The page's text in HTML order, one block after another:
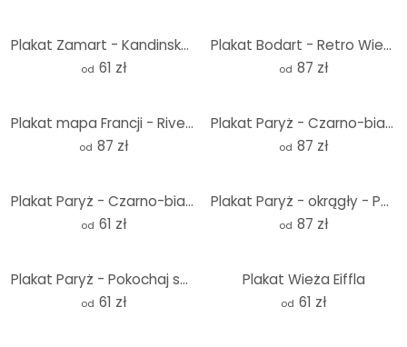
Plakat Zamart - Kandinsky spotyka paryską wieżę Eiffla
od 61 zł
Plakat Bodart - Retro Wieża Eiffla z tęczą - Okrągły
od 87 zł
Plakat mapa Francji - Rivers - Okrągły
od 87 zł
Plakat Paryż - Czarno-biały - Okrągły - Pokochaj swoje miasto
od 87 zł
Plakat Paryż - Czarno-biały - Pokochaj swoje miasto
od 61 zł
Plakat Paryż - okrągły - Pokochaj swoje miasto
od 87 zł
Plakat Paryż - Pokochaj swoje miasto
od 61 zł
Plakat Wieża Eiffla
od 61 zł